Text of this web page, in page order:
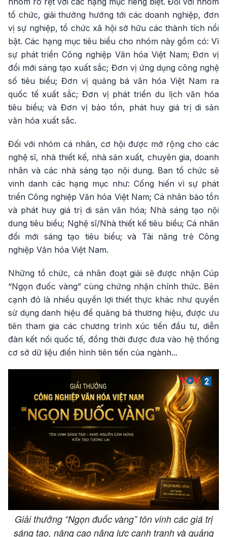
tổ chức, giải thưởng hướng tới các doanh nghiệp, đơn
vị sự nghiệp, tổ chức xã hội sở hữu các thành tích nổi
bật. Các hạng mục tiêu biểu cho nhóm này gồm có: Vì
sự phát triển Công nghiệp Văn hóa Việt Nam; Đơn vị
đổi mới sáng tạo xuất sắc; Đơn vị ứng dụng công nghệ
số tiêu biểu; Đơn vị quảng bá văn hóa Việt Nam ra
quốc tế xuất sắc; Đơn vị phát triển du lịch văn hóa
tiêu biểu; và Đơn vị bảo tồn, phát huy giá trị di sản
văn hóa xuất sắc.
Đối với nhóm cá nhân, cơ hội được mở rộng cho các
nghệ sĩ, nhà thiết kế, nhà sản xuất, chuyên gia, doanh
nhân và các nhà sáng tạo nội dung. Ban tổ chức sẽ
vinh danh các hạng mục như: Cống hiến vì sự phát
triển Công nghiệp Văn hóa Việt Nam; Cá nhân bảo tồn
và phát huy giá trị di sản văn hóa; Nhà sáng tạo nội
dung tiêu biểu; Nghệ sĩ/Nhà thiết kế tiêu biểu; Cá nhân
đổi mới sáng tạo tiêu biểu; và Tài năng trẻ Công
nghiệp Văn hóa Việt Nam.
Những tổ chức, cá nhân đoạt giải sẽ được nhận Cúp
“Ngọn đuốc vàng” cùng chứng nhận chính thức. Bên
cạnh đó là nhiều quyền lợi thiết thực khác như quyền
sử dụng danh hiệu để quảng bá thương hiệu, được ưu
tiên tham gia các chương trình xúc tiến đầu tư, diễn
đàn kết nối quốc tế, đồng thời được đưa vào hệ thống
cơ sở dữ liệu điển hình tiên tiến của ngành...
Giải thưởng “Ngọn đuốc vàng” tôn vinh các giá trị
sáng tạo, nâng cao năng lực cạnh tranh và quảng